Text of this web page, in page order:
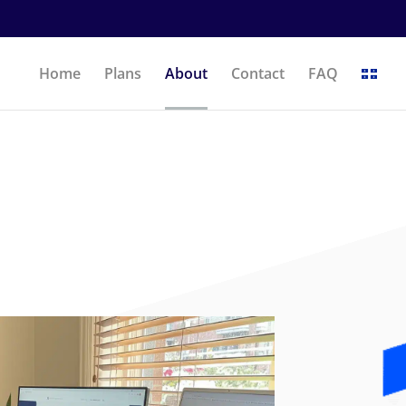
Home Plans About Contact FAQ